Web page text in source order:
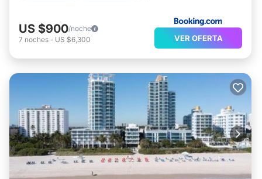
US $900/noche
7 noches - US $6,300 VER OFERTA